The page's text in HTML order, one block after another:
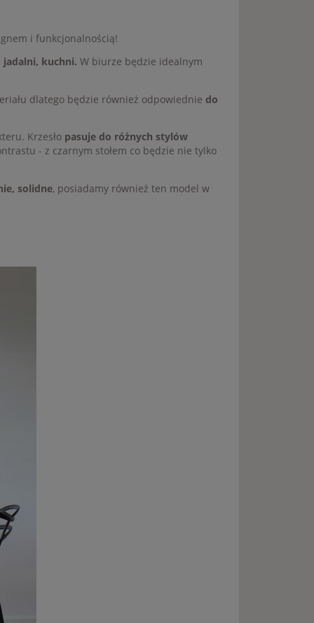
i funkcjonalnością!
jadalni, kuchni. W biurze będzie idealnym
dlatego będzie również odpowiednie do
Krzesło pasuje do różnych stylów
- z czarnym stołem co będzie nie tylko
solidne, posiadamy również ten model w